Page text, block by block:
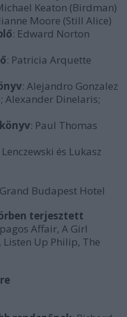
Keaton (Birdman)
Moore (Still Alice)
: Edward Norton
: Patricia Arquette
: Alejandro Gonzalez
Alexander Dinelaris;
: Paul Thomas
és Lukasz
Budapest Hotel
terjesztett
Affair, A Girl
Up Philip, The